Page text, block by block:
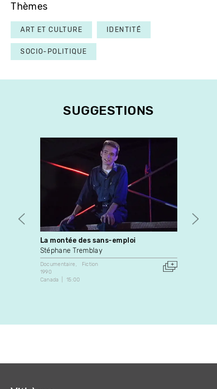
Thèmes
ART ET CULTURE IDENTITÉ
SOCIO-POLITIQUE
SUGGESTIONS
La montée des sans-emploi
Stéphane Tremblay
Documentaire
Fiction
1990
Canada
15:00